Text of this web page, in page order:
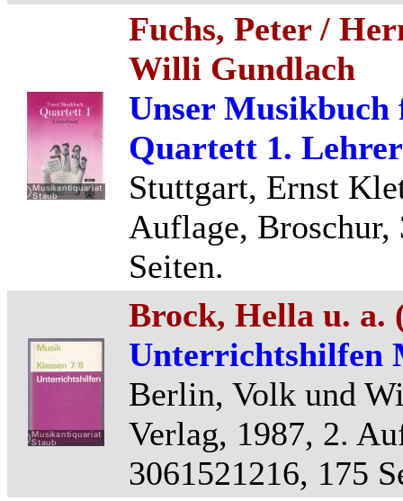
Fuchs, Peter /
Willi Gundlach
Unser
Quartett 1.
Stuttgart, Ernst
Auflage, Broschur,
Seiten.
Brock, Hella u. a.
Unterrichtshilfen
Berlin, Volk und
Verlag, 1987, 2.
3061521216, 175